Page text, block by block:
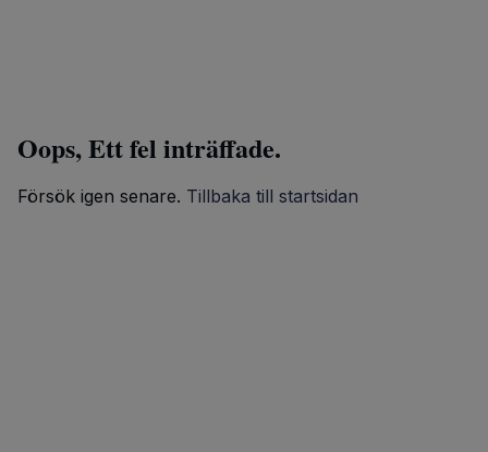
Oops, Ett fel inträffade.
Försök igen senare. Tillbaka till startsidan